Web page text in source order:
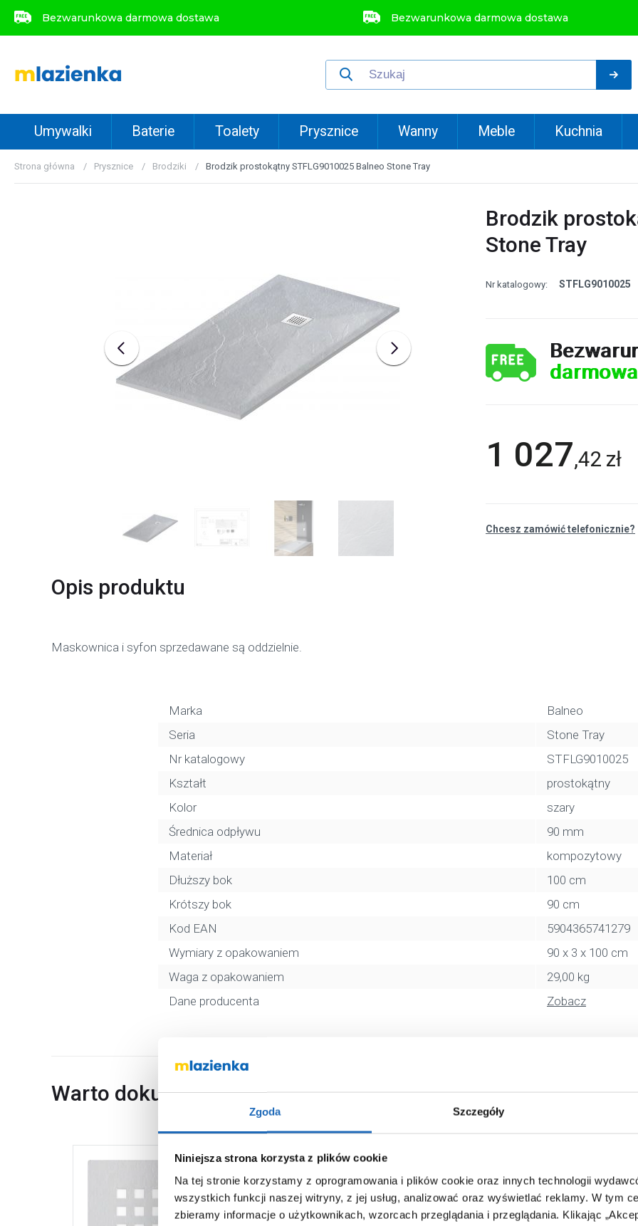
Zgoda Szczegóły
Niniejsza strona korzysta z plików cookie
Na tej stronie korzystamy z oprogramowania i plików cookie oraz innych technologii
wszystkich funkcji naszej witryny, z jej usług, analizować oraz wyświetlać reklamy. W tym
zbieramy informacje o użytkownikach, wzorcach przeglądania i przeglądania. Klikając
Bezwarunkowa darmowa dostawa Bezwarunkowa darmowa dostawa
Umywalki Baterie Toalety Prysznice Wanny Meble Kuchnia
Strona główna Prysznice Brodziki Brodzik prostokątny STFLG9010025 Balneo Stone Tray
Brodzik
Stone Tray
Nr katalogowy: STFLG9010025
1 027,42 zł
Chcesz zamówić telefonicznie?
Opis produktu
Maskownica i syfon sprzedawane są oddzielnie.
Marka
Balneo
Seria
Stone Tray
Nr katalogowy
STFLG9010025
Kształt
prostokątny
Kolor
szary
Średnica odpływu
90 mm
Materiał
kompozytowy
Dłuższy bok
100 cm
Krótszy bok
90 cm
Kod EAN
5904365741279
Wymiary z opakowaniem
90 x 3 x 100 cm
Waga z opakowaniem
29,00 kg
Dane producenta
Zobacz
Warto dokupić